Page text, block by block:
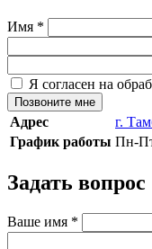
Имя *
Я согласен на
Позвоните мне
Адрес
г.
График работы Пн-
Задать вопрос
Ваше имя *